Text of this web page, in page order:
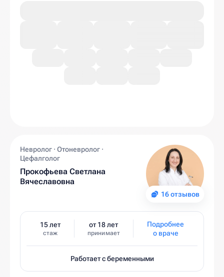
16 отзывов
Невролог · Отоневролог ·
Цефалголог
Прокофьева Светлана
Вячеславовна
15 лет
стаж
от 18 лет
принимает
Подробнее
о враче
Работает с беременными